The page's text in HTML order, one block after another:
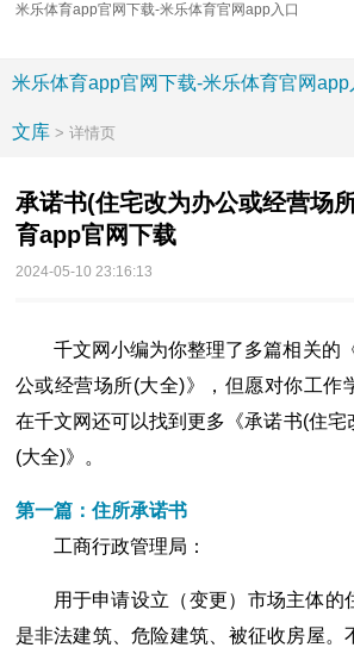
米乐体育app官网下载-米乐体育官网app入口
米乐体育app官网下载-米乐体育官网app
文库 > 详情页
承诺书(住宅改为办公或经营场
育app官网下载
2024-05-10 23:16:13
千文网小编为你整理了多篇相关的
公或经营场所(大全)》，但愿对你工作
在千文网还可以找到更多《承诺书(住
(大全)》。
第一篇：住所承诺书
工商行政管理局：
用于申请设立（变更）市场主体的
是非法建筑、危险建筑、被征收房屋。